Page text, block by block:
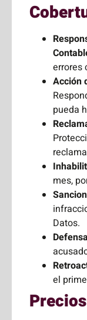
errores
Acción
pueda
mes,
Datos.
el